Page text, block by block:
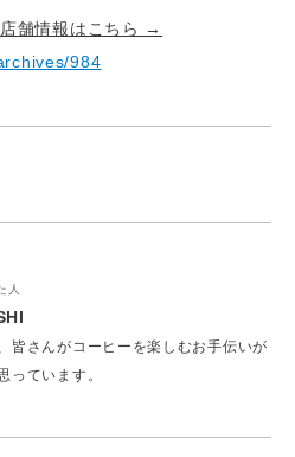
舗情報はこちら →
984
人
皆さんがコーヒーを楽しむお手伝いが
っています。